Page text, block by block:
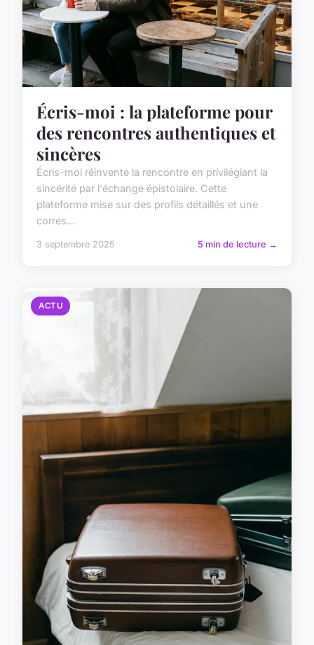
Écris-moi : la plateforme pour
des rencontres authentiques et
sincères
Écris-moi réinvente la rencontre en privilégiant la
sincérité par l'échange épistolaire. Cette
plateforme mise sur des profils détaillés et une
corres...
3 septembre 2025 5 min de lecture →
ACTU